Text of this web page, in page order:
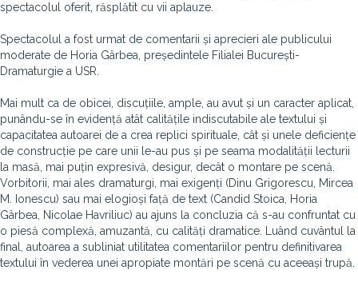
spectacolul oferit, răsplătit cu vii aplauze.
Spectacolul a fost urmat de comentarii și aprecieri ale publicului
moderate de Horia Gârbea, președintele Filialei București-
Dramaturgie a USR.
Mai mult ca de obicei, discuțiile, ample, au avut și un caracter aplicat,
punându-se în evidență atât calitățile indiscutabile ale textului și
capacitatea autoarei de a crea replici spirituale, cât și unele deficiențe
de construcție pe care unii le-au pus și pe seama modalității lecturii
la masă, mai puțin expresivă, desigur, decât o montare pe scenă.
Vorbitorii, mai ales dramaturgi, mai exigenți (Dinu Grigorescu, Mircea
M. Ionescu) sau mai elogioși față de text (Candid Stoica, Horia
Gârbea, Nicolae Havriliuc) au ajuns la concluzia că s-au confruntat cu
o piesă complexă, amuzantă, cu calități dramatice. Luând cuvântul la
final, autoarea a subliniat utilitatea comentariilor pentru definitivarea
textului în vederea unei apropiate montări pe scenă cu aceeași trupă.